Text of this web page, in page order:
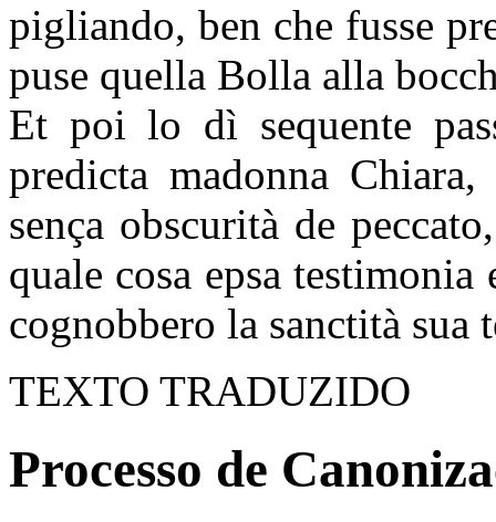
pigliando, ben che fusse
puse quella Bolla alla
Et poi lo dì sequente
predicta madonna
sença obscurità de
quale cosa epsa
cognobbero la sanctità sua
TEXTO TRADUZIDO
Processo de